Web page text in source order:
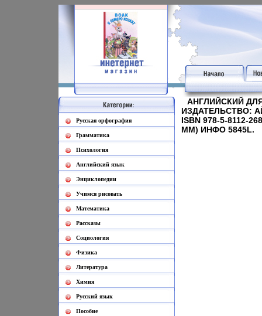
Русская орфография
Грамматика
Психология
Английский язык
Энциклопедии
Учимся рисовать
Математика
Рассказы
Социология
Физика
Литература
Химия
Русский язык
Пособие
АНГЛИЙСКИЙ ДЛЯ
ИЗДАТЕЛЬСТВО:
ISBN 978-5-8112-
ММ) ИНФО 5845L.